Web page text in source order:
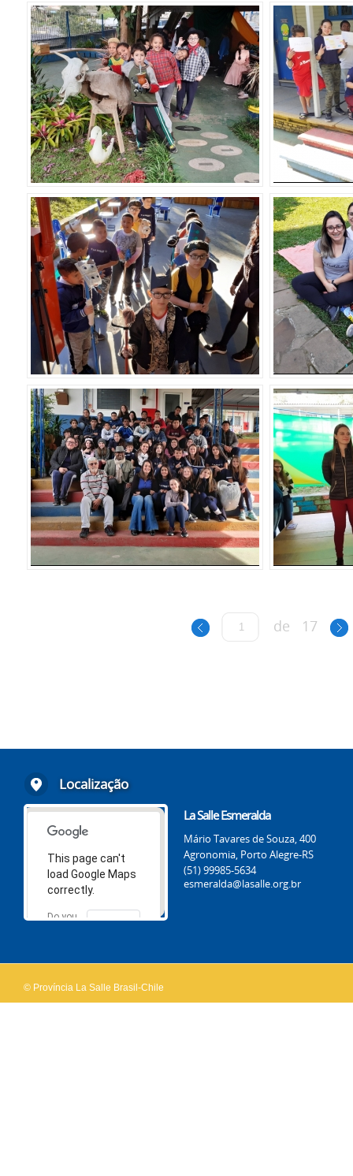
de 17
Localização
This page can't
load Google Maps
correctly.
Do you
OK
La Salle Esmeralda
Mário Tavares de Souza, 400
Agronomia, Porto Alegre-RS
(51) 99985-5634
esmeralda@lasalle.org.br
© Província La Salle Brasil-Chile